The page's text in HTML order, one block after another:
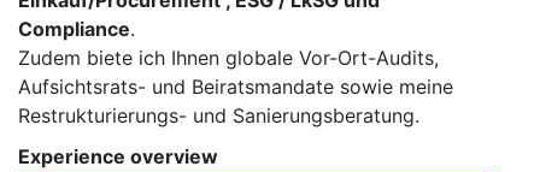
Compliance.
Zudem biete ich Ihnen globale Vor-Ort-Audits,
Aufsichtsrats- und Beiratsmandate sowie meine
Restrukturierungs- und Sanierungsberatung.
Experience overview